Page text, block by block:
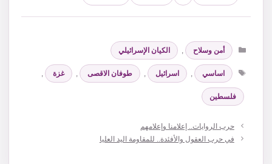
التصنيفات
أمن وسلاح
الكيان الإسرائيلي
الوسوم
اساسي اسرائيل طوفان الاقصى غزة
فلسطين
حرب الروايات.. إعلامنا وإعلامهم
في حرب العقول والأفئدة.. للمقاومة اليد العليا